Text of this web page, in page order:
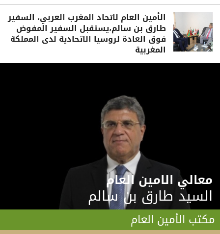
الأمين العام لاتحاد المغرب العربي، السفير
طارق بن سالم،يستقبل السفير المفوض
فوق العادة لروسيا الاتحادية لدى المملكة
المغربية
معالي الامين العام
السيد طارق بن سالم
مكتب الأمين العام